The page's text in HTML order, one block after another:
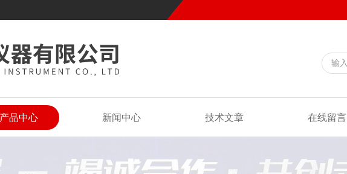
产品中心 新闻中心 技术文章 在线留言